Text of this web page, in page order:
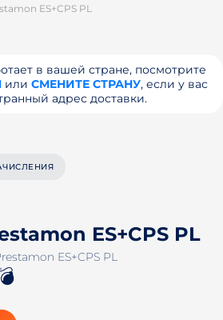
ES+CPS PL
в вашей стране, посмотрите
или СМЕНИТЕ СТРАНУ, если у вас
адрес доставки.
ES+CPS PL
ES+CPS PL